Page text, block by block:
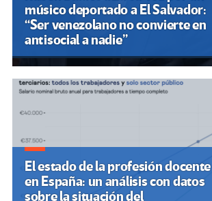
músico deportado a El Salvador:
“Ser venezolano no convierte en
antisocial a nadie”
El estado de la profesión docente
en España: un análisis con datos
sobre la situación del